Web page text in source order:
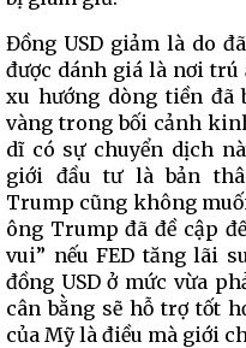
Đồng USD giảm là do
được dánh giá là nơi trú
xu hướng dòng tiền đã
vàng trong bối cảnh
dĩ có sự chuyển dịch
giới đầu tư là bản
Trump cũng không
ông Trump đã đề cập
vui” nếu FED tăng lãi
đồng USD ở mức vừa
cân bằng sẽ hỗ trợ tốt
của Mỹ là điều mà giới